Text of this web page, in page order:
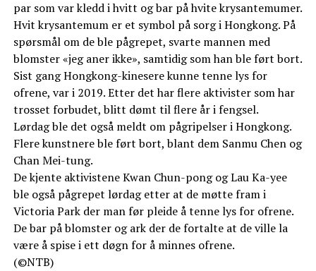
par som var kledd i hvitt og bar på hvite krysantemumer.
Hvit krysantemum er et symbol på sorg i Hongkong. På
spørsmål om de ble pågrepet, svarte mannen med
blomster «jeg aner ikke», samtidig som han ble ført bort.
Sist gang Hongkong-kinesere kunne tenne lys for
ofrene, var i 2019. Etter det har flere aktivister som har
trosset forbudet, blitt dømt til flere år i fengsel.
Lørdag ble det også meldt om pågripelser i Hongkong.
Flere kunstnere ble ført bort, blant dem Sanmu Chen og
Chan Mei-tung.
De kjente aktivistene Kwan Chun-pong og Lau Ka-yee
ble også pågrepet lørdag etter at de møtte fram i
Victoria Park der man før pleide å tenne lys for ofrene.
De bar på blomster og ark der de fortalte at de ville la
være å spise i ett døgn for å minnes ofrene.
(©NTB)